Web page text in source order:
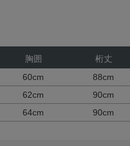
胸囲
桁丈
60cm
88cm
62cm
90cm
64cm 90cm